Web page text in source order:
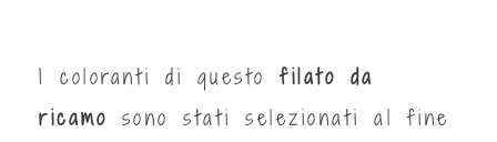
I coloranti di questo filato da
ricamo sono stati selezionati al fine